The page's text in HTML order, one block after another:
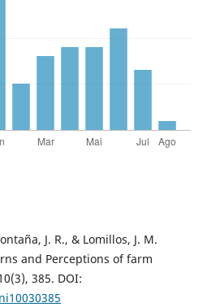
J. R., & Lomillos, J. M.
and Perceptions of farm
385. DOI: